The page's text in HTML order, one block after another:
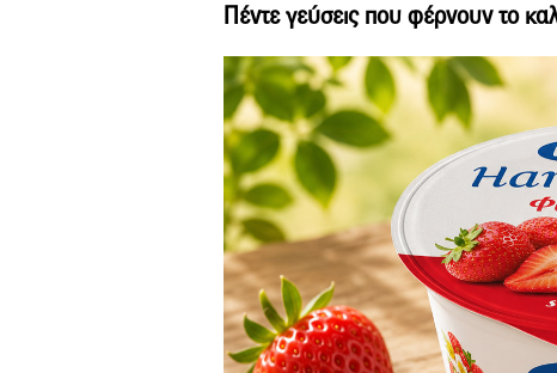
Πέντε γεύσεις που φέρνουν το